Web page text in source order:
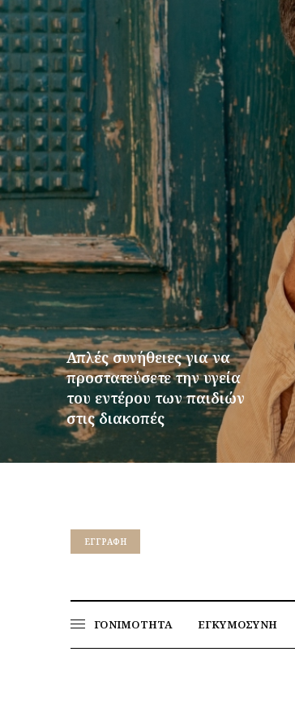
Απλές συνήθειες για να
προστατεύσετε την υγεία
του εντέρου των παιδιών
στις διακοπές
ΠΕΡΙΣΣΌΤΕΡΑ
EΓΓΡΑΦΉ
ΓΟΝΙΜΟΤΗΤΑ ΕΓΚΥΜΟΣΥΝΗ